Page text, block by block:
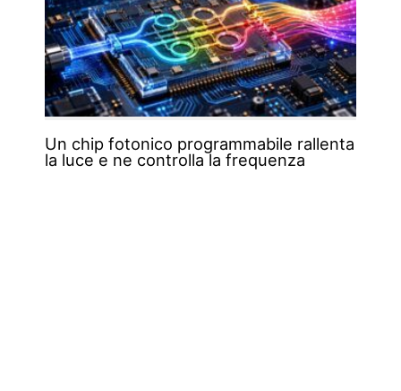
Un chip fotonico programmabile rallenta
la luce e ne controlla la frequenza